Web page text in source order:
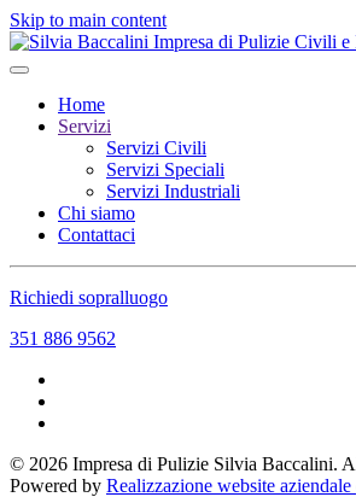
Skip to main content
Home
Servizi
Servizi Civili
Servizi Speciali
Servizi Industriali
Chi siamo
Contattaci
Richiedi sopralluogo
351 886 9562
© 2026 Impresa di Pulizie Silvia Baccalini.
Powered by Realizzazione website aziendale